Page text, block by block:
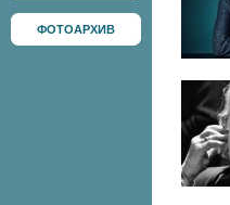
ФОТОАРХИВ